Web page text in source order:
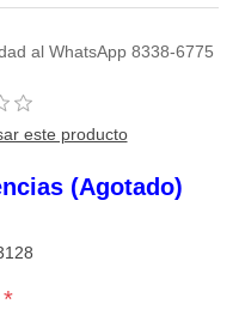
al WhatsApp 8338-6775
este producto
(Agotado)
*